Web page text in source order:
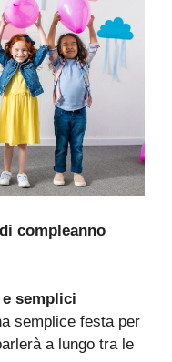
compleanno
semplici
semplice festa per
a lungo tra le